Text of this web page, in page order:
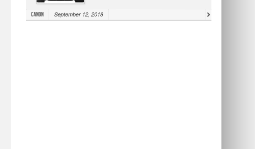
Canon September 12, 2018